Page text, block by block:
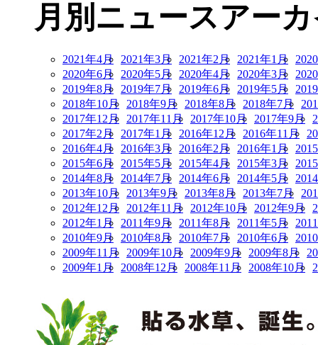
月別ニュースアー
2021年4月 2021年3月 2021年2月 2021年1月
2020年6月
2020年5月 2020年4月 2020年3月
2019年8月
2019年7月 2019年6月 2019年5月
2018年10月
2018年9月 2018年8月 2018年7月
2017年12月
2017年11月 2017年10月 2017年9月
2017年2月
2017年1月 2016年12月 2016年11月
2016年4月
2016年3月 2016年2月 2016年1月
2015年6月
2015年5月 2015年4月 2015年3月
2014年8月
2014年7月 2014年6月 2014年5月
2013年10月
2013年9月 2013年8月 2013年7月
2012年12月
2012年11月 2012年10月 2012年9月
2012年1月
2011年9月 2011年8月 2011年5月
2010年9月
2010年8月 2010年7月 2010年6月
2009年11月
2009年10月 2009年9月 2009年8月
2009年1月
2008年12月 2008年11月 2008年10月